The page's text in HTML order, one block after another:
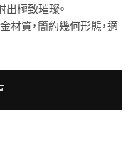
出極致璀璨。
材質，簡約幾何形態，適